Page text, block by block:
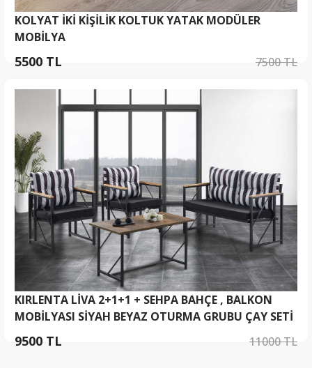
KOLYAT İKİ KİŞİLİK KOLTUK YATAK MODÜLER
MOBİLYA
7500 TL
5500 TL
KIRLENTA LİVA 2+1+1 + SEHPA BAHÇE , BALKON
MOBİLYASI SİYAH BEYAZ OTURMA GRUBU ÇAY SETİ
11000 TL
9500 TL